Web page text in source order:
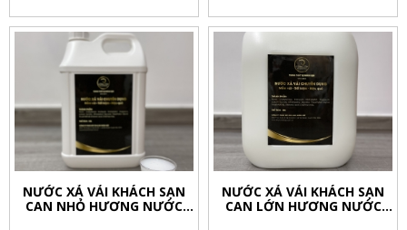
NƯỚC XẢ VẢI KHÁCH SẠN
CAN NHỎ HƯƠNG NƯỚC
NƯỚC XẢ VẢI KHÁCH SẠN
CAN LỚN HƯƠNG NƯỚC